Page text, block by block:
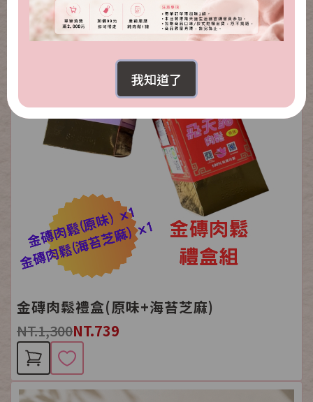
金磚肉鬆禮盒(原味+海苔芝麻)
NT.1,300NT.739
我知道了